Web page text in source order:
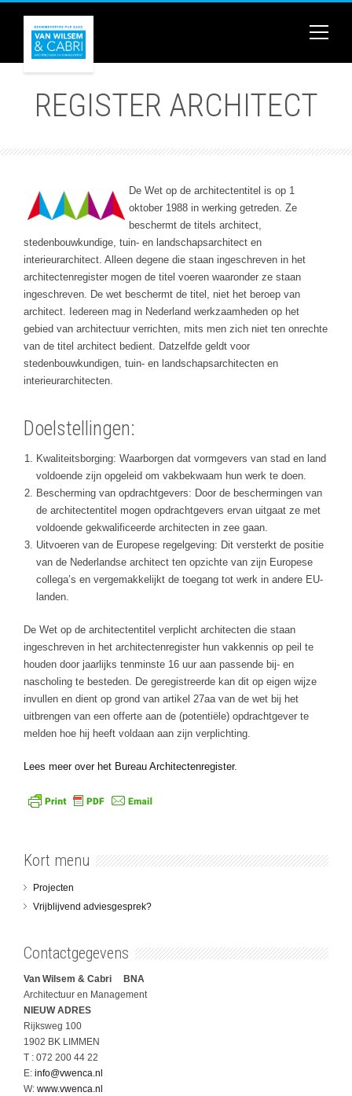
REGISTER ARCHITECT
De Wet op de architectentitel is op 1
oktober 1988 in werking getreden. Ze
beschermt de titels architect,
stedenbouwkundige, tuin- en landschapsarchitect en
interieurarchitect. Alleen degene die staan ingeschreven in het
architectenregister mogen de titel voeren waaronder ze staan
ingeschreven. De wet beschermt de titel, niet het beroep van
architect. Iedereen mag in Nederland werkzaamheden op het
gebied van architectuur verrichten, mits men zich niet ten onrechte
van de titel architect bedient. Datzelfde geldt voor
stedenbouwkundigen, tuin- en landschapsarchitecten en
interieurarchitecten.
Doelstellingen:
Kwaliteitsborging: Waarborgen dat vormgevers van stad en land
voldoende zijn opgeleid om vakbekwaam hun werk te doen.
Bescherming van opdrachtgevers: Door de beschermingen van
de architectentitel mogen opdrachtgevers ervan uitgaat ze met
voldoende gekwalificeerde architecten in zee gaan.
Uitvoeren van de Europese regelgeving: Dit versterkt de positie
van de Nederlandse architect ten opzichte van zijn Europese
collega’s en vergemakkelijkt de toegang tot werk in andere EU-
landen.
De Wet op de architectentitel verplicht architecten die staan
ingeschreven in het architectenregister hun vakkennis op peil te
houden door jaarlijks tenminste 16 uur aan passende bij- en
nascholing te besteden. De geregistreerde kan dit op eigen wijze
invullen en dient op grond van artikel 27aa van de wet bij het
uitbrengen van een offerte aan de (potentiële) opdrachtgever te
melden hoe hij heeft voldaan aan zijn verplichting.
Lees meer over het Bureau Architectenregister.
Kort menu
Projecten
Vrijblijvend adviesgesprek?
Contactgegevens
Van Wilsem & Cabri BNA
Architectuur en Management
NIEUW ADRES
Rijksweg 100
1902 BK LIMMEN
T : 072 200 44 22
E: info@vwenca.nl
W: www.vwenca.nl